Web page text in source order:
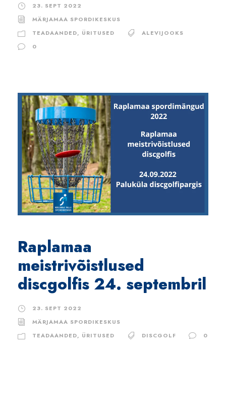
23. SEPT 2022
MÄRJAMAA SPORDIKESKUS
TEADAANDED, ÜRITUSED
ALEVIJOOKS
0
Raplamaa
meistrivõistlused
discgolfis 24. septembril
23. SEPT 2022
MÄRJAMAA SPORDIKESKUS
TEADAANDED, ÜRITUSED DISCGOLF 0